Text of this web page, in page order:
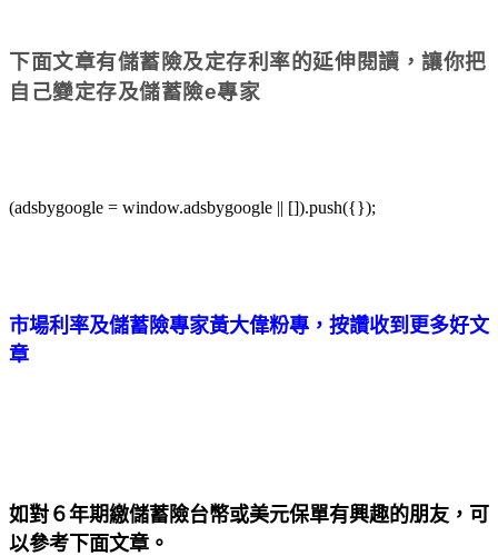
下面文章有儲蓄險及定存利率的延伸閱讀，讓你把
自己變定存及儲蓄險e專家
(adsbygoogle = window.adsbygoogle || []).push({});
市場利率及儲蓄險專家黃大偉粉專，按讚收到更多好文
章
如對６年期繳儲蓄險台幣或美元保單有興趣的朋友，可
以參考下面文章。